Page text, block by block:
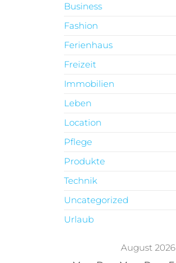
Business
Fashion
Ferienhaus
Freizeit
Immobilien
Leben
Location
Pflege
Produkte
Technik
Uncategorized
Urlaub
August 2026